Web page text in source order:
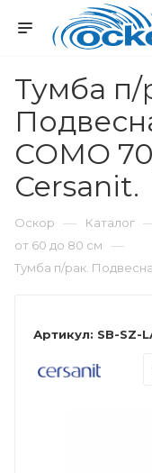
Тумба п/
COMO
Cersanit.
Оскор — Каталог
от 60 до 80 см —
Тумба п/рак.
Артикул: SB-SZ-